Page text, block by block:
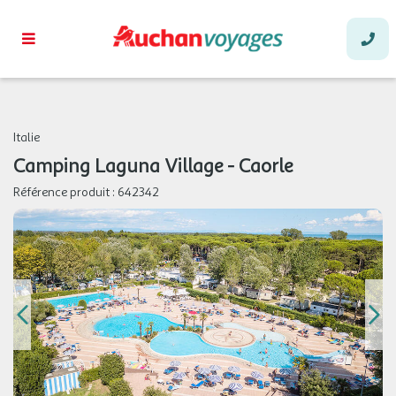
Italie
Camping Laguna Village - Caorle
Référence produit : 642342